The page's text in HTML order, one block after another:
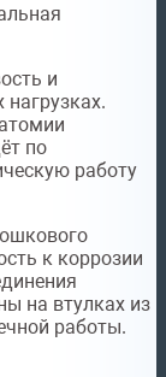
и
по
работу
к коррозии
на втулках из
работы.